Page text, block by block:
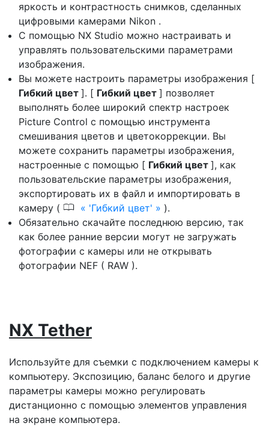
яркость и контрастность снимков, сделанных
цифровыми камерами Nikon .
С помощью NX Studio можно настраивать и
управлять пользовательскими параметрами
изображения.
Вы можете настроить параметры изображения [
Гибкий цвет ]. [ Гибкий цвет ] позволяет
выполнять более широкий спектр настроек
Picture Control с помощью инструмента
смешивания цветов и цветокоррекции. Вы
можете сохранить параметры изображения,
настроенные с помощью [ Гибкий цвет ], как
пользовательские параметры изображения,
экспортировать их в файл и импортировать в
камеру ( 0 'Гибкий цвет'
).
Обязательно скачайте последнюю версию, так
как более ранние версии могут не загружать
фотографии с камеры или не открывать
фотографии NEF ( RAW ).
NX Tether
Используйте для съемки с подключением камеры к
компьютеру. Экспозицию, баланс белого и другие
параметры камеры можно регулировать
дистанционно с помощью элементов управления
на экране компьютера.